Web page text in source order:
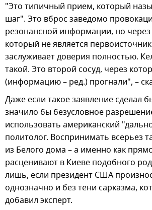
"Это типичный прием, который
шаг". Это вброс заведомо
резонансной информации, но через
который не является
заслуживает доверия полностью.
такой. Это второй сосуд, через
(информацию – ред.) прогнали", –
Даже если такое заявление сделал
значило бы безусловное
использовать американский
политолог. Воспринимать всерьез
из Белого дома – а именно как
расценивают в Киеве подобного
лишь, если президент США
однозначно и без тени сарказма,
добавил эксперт.